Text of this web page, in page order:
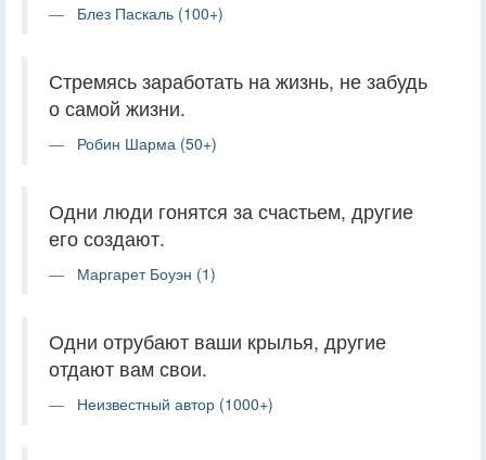
Блез Паскаль (100+)
Стремясь заработать на жизнь, не забудь
о самой жизни.
Робин Шарма (50+)
Одни люди гонятся за счастьем, другие
его создают.
Маргарет Боуэн (1)
Одни отрубают ваши крылья, другие
отдают вам свои.
Неизвестный автор (1000+)